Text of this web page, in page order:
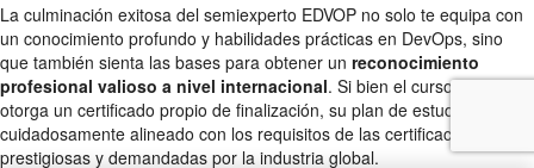
La culminación exitosa del semiexperto EDVOP no solo te equipa con
un conocimiento profundo y habilidades prácticas en DevOps, sino
que también sienta las bases para obtener un reconocimiento
profesional valioso a nivel internacional. Si bien el curso EDVOP te
otorga un certificado propio de finalización, su plan de estudios está
cuidadosamente alineado con los requisitos de las certificaciones más
prestigiosas y demandadas por la industria global.